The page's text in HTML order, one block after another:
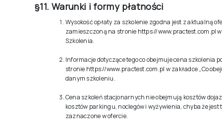
§11. Warunki i formy płatności
Wysokość opłaty za szkolenie zgodna jest z aktualną
zamieszczoną na stronie https://www.practest.com.pl
Szkolenia.
Informacje dotyczące tego co obejmuje cena szkolenia
stronie https://www.practest.com.pl w zakładce „Co
danym szkoleniu.
Cena szkoleń stacjonarnych nie obejmują kosztów
kosztów parkingu, noclegów i wyżywienia, chyba że jest
zaznaczone w ofercie.